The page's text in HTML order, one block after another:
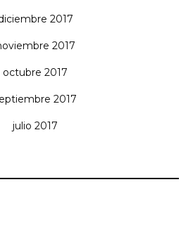
2017
2017
octubre 2017
2017
julio 2017